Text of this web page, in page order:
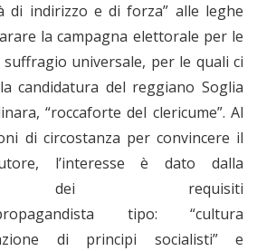
di indirizzo e di forza” alle leghe
la campagna elettorale per le
universale, per le quali ci
candidatura del reggiano Soglia
“roccaforte del clericume”. Al
di circostanza per convincere il
l’interesse è dato dalla
dei requisiti
propagandista tipo: “cultura
di principi socialisti” e